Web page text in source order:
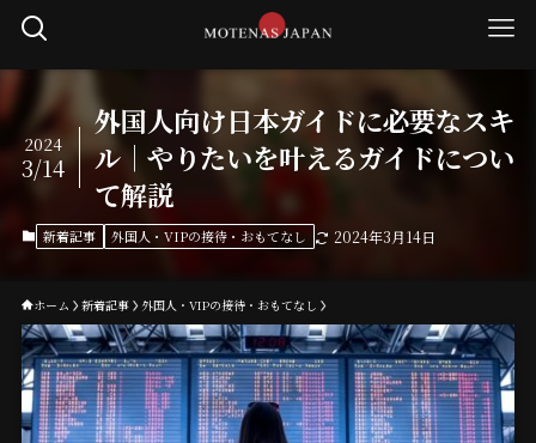
外国人向け日本ガイドに必要なスキ
ル｜やりたいを叶えるガイドについ
て解説
2024
3/14
新着記事 外国人・VIPの接待・おもてなし 2024年3月14日
ホーム 新着記事 外国人・VIPの接待・おもてなし